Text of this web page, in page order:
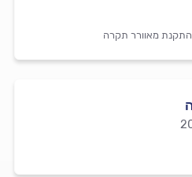
התקנת מאוורר תקרה